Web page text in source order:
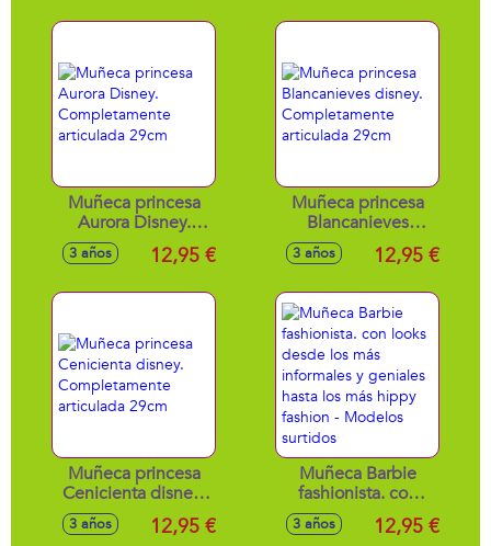
Muñeca princesa
Aurora Disney.
Completamente
articulada 29cm
3 años 12,95 €
Muñeca princesa
Blancanieves
disney.
Completamente
3 años 12,95 €
Muñeca princesa
Cenicienta disney.
Completamente
articulada 29cm
3 años 12,95 €
Muñeca Barbie
fashionista. con
looks desde los
más informales y
3 años 12,95 €